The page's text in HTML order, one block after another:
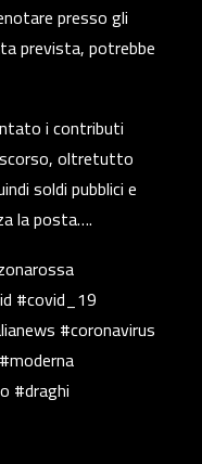
presso gli
prevista, potrebbe
i contributi
scorso, oltretutto
soldi pubblici e
la posta….
#covid_19
#coronavirus
#draghi